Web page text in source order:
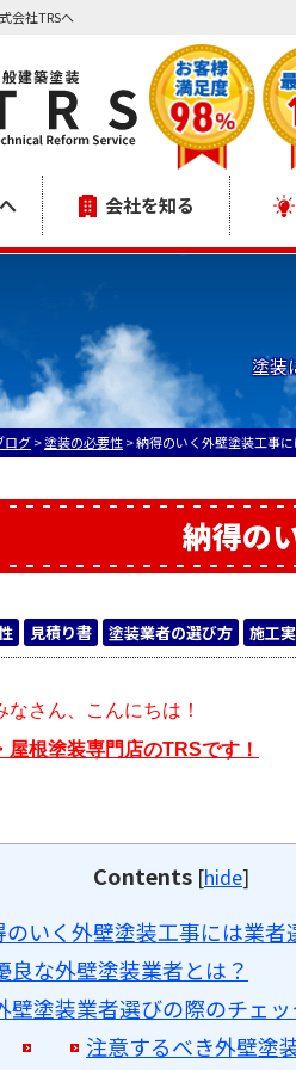
会社TRSへ
会社を知る
塗装
ログ>塗装の必要性>納得のいく外壁塗装工事
納得の
見積り書 塗装業者の選び方 施工
なさん、こんにちは！
屋根塗装専門店のTRSです！
Contents [hide]
のいく外壁塗装工事には業者
良な外壁塗装業者とは？
壁塗装業者選びの際のチェ
注意するべき外壁塗